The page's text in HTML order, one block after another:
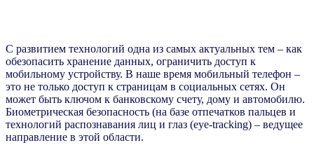
С развитием технологий одна из самых актуальных тем – как
обезопасить хранение данных, ограничить доступ к
мобильному устройству. В наше время мобильный телефон –
это не только доступ к страницам в социальных сетях. Он
может быть ключом к банковскому счету, дому и автомобилю.
Биометрическая безопасность (на базе отпечатков пальцев и
технологий распознавания лиц и глаз (eye-tracking) – ведущее
направление в этой области.